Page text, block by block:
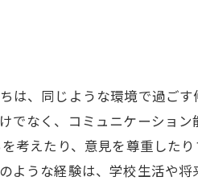
は、同じような環境で過ご
でなく、コミュニケーション
考えたり、意見を尊重した
ような経験は、学校生活や将